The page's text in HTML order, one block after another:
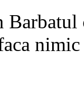
Barbatul
nimic